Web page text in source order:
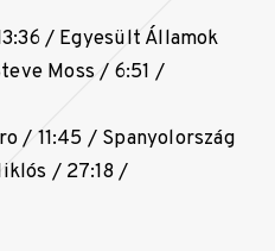
/ Egyesült Államok
Moss / 6:51 /
/ 11:45 / Spanyolország
/ 27:18 /